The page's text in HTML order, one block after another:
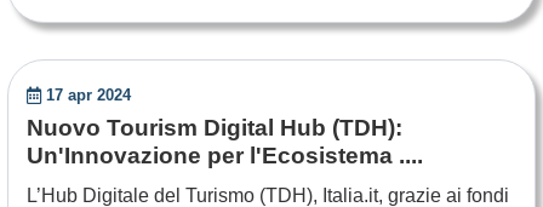
17 apr 2024
Nuovo Tourism Digital Hub (TDH):
Un'Innovazione per l'Ecosistema ....
L’Hub Digitale del Turismo (TDH), Italia.it, grazie ai fondi